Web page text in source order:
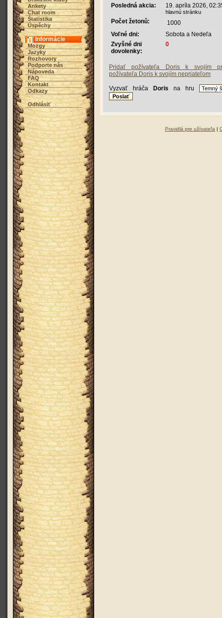
Ankety
Chat room
Štatistika
Úspěchy
Informácie
Mozgy
Jazyky
Rozhovory
Podporte nás
Nápoveda
FAQ
Kontakt
Odkazy
Odhlásiť
Posledná akcia:
19. apríla 2026,
hlavnú stránku
Počet žetonů:
1000
Voľné dni:
Sobota a Nedeľa
Zvyšné dni
dovolenky:
0
Pridať požívateľa Doris k svojím
požívateľa Doris k svojím nepriateľom
Vyzvať hráča Doris na hru
Pravidlá pre užívateľa |